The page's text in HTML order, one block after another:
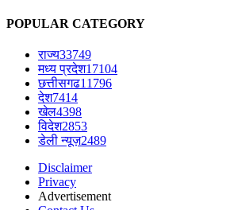
POPULAR CATEGORY
राज्य33749
मध्य प्रदेश17104
छत्तीसगढ11796
देश7414
खेल4398
विदेश2853
डेली न्यूज़2489
Disclaimer
Privacy
Advertisement